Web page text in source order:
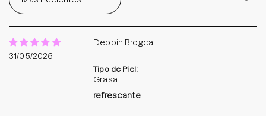
31/05/2026
Debbin Brogca
Tipo de Piel:
Grasa
refrescante